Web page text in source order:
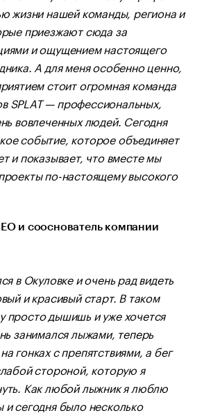
жизни нашей команды, региона и
приезжают сюда за
и ощущением настоящего
А для меня особенно ценно,
стоит огромная команда
SPLAT — профессиональных,
вовлеченных людей. Сегодня
событие, которое объединяет
и показывает, что вместе мы
по-настоящему высокого
и сооснователь компании
в Окуловке и очень рад видеть
и красивый старт. В таком
просто дышишь и уже хочется
занимался лыжами, теперь
гонках с препятствиями, а бег
стороной, которую я
Как любой лыжник я люблю
сегодня было несколько